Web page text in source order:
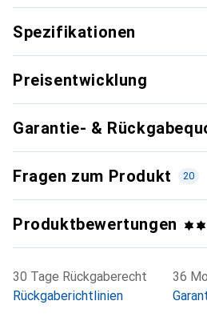
Spezifikationen
Preisentwicklung
Garantie- &
Fragen zum Produkt 20
Produktbewertungen
30 Tage Rückgaberecht
Rückgaberichtlinien
36